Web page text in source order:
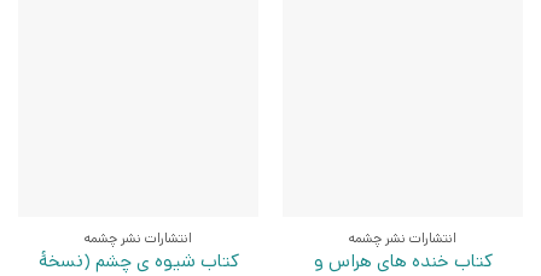
انتشارات نشر چشمه
کتاب خنده های هراس و
انتشارات نشر چشمه
کتاب شیوه ی چشم (نسخهٔ